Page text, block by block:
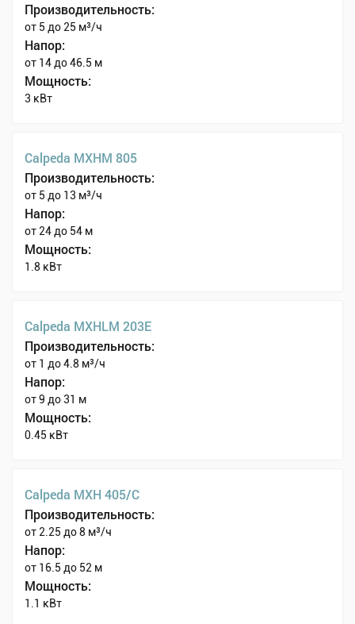
Производительность:
от 5 до 25 м³/ч
Напор:
от 14 до 46.5 м
Мощность:
3 кВт
Calpeda MXHM 805
Производительность:
от 5 до 13 м³/ч
Напор:
от 24 до 54 м
Мощность:
1.8 кВт
Calpeda MXHLM 203E
Производительность:
от 1 до 4.8 м³/ч
Напор:
от 9 до 31 м
Мощность:
0.45 кВт
Calpeda MXH 405/C
Производительность:
от 2.25 до 8 м³/ч
Напор:
от 16.5 до 52 м
Мощность:
1.1 кВт